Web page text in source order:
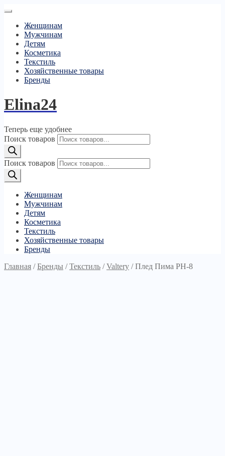
Женщинам
Мужчинам
Детям
Косметика
Текстиль
Хозяйственные товары
Бренды
Elina24
Теперь еще удобнее
Поиск товаров
Поиск товаров
Женщинам
Мужчинам
Детям
Косметика
Текстиль
Хозяйственные товары
Бренды
Главная /Бренды /Текстиль /Valtery /Плед Пима РН-8